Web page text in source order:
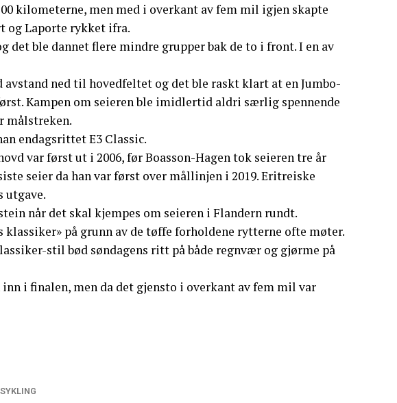
kilometerne, men med i overkant av fem mil igjen skapte
og Laporte rykket ifra.
det ble dannet flere mindre grupper bak de to i front. I en av
avstand ned til hovedfeltet og det ble raskt klart at en Jumbo-
Kampen om seieren ble imidlertid aldri særlig spennende
målstreken.
endagsrittet E3 Classic.
var først ut i 2006, før Boasson-Hagen tok seieren tre år
seier da han var først over mållinjen i 2019. Eritreiske
utgave.
når det skal kjempes om seieren i Flandern rundt.
på grunn av de tøffe forholdene rytterne ofte møter.
stil bød søndagens ritt på både regnvær og gjørme på
i finalen, men da det gjensto i overkant av fem mil var
SYKLING